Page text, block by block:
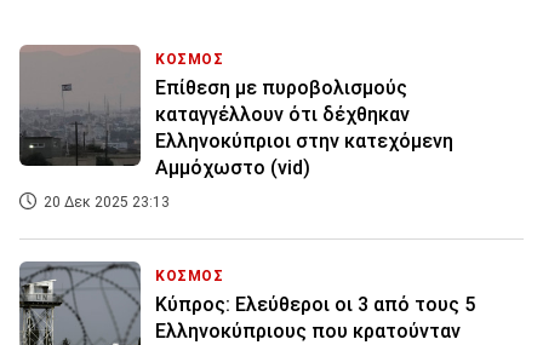
ΚΟΣΜΟΣ
Επίθεση με πυροβολισμούς
καταγγέλλουν ότι δέχθηκαν
Ελληνοκύπριοι στην κατεχόμενη
Αμμόχωστο (vid)
20 Δεκ 2025 23:13
ΚΟΣΜΟΣ
Κύπρος: Ελεύθεροι οι 3 από τους 5
Ελληνοκύπριους που κρατούνταν